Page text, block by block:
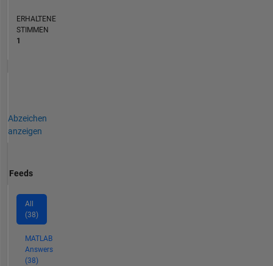
ERHALTENE
STIMMEN
1
Abzeichen
anzeigen
Feeds
All
(38)
MATLAB
Answers
(38)